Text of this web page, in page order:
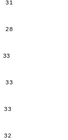
31
28
33
33
32